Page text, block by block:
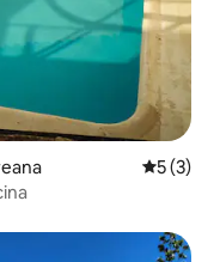
5 (3)